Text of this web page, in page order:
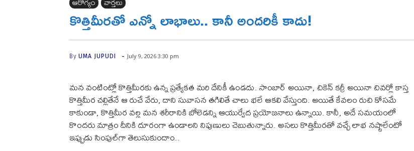
కొత్తిమీరతో ఎన్నో లాభాలు.. కానీ అందరికీ కాదు!
By UMA JUPUDI - July 9, 2026 3:30 pm
మన వంటింట్లో కొత్తిమీరకు ఉన్న ప్రత్యేకత మరి దేనికీ ఉండదు. సాంబార్ అయినా, చికెన్ కర్రీ అయినా చివర్లో కాస్త
కొత్తిమీర చల్లితేనే ఆ రుచే వేరు, దాని సువాసన తగిలితే చాలు భలే ఆకలి వేస్తుంది. అయితే కేవలం రుచి కోసమే
కాకుండా, కొత్తిమీర వల్ల మన శరీరానికి బోలెడన్ని ఆయుర్వేద ప్రయోజనాలు ఉన్నాయి. కానీ, అదే సమయంలో
కొందరు మాత్రం దీనికి దూరంగా ఉండాలని నిపుణులు చెబుతున్నారు. అసలు కొత్తిమీరతో వచ్చే లాభ నష్టాలేంటో
ఇప్పుడు సింపుల్‌గా తెలుసుకుందాం..